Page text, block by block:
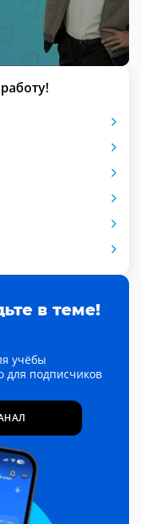
в теме!
учёбы
для подписчиков